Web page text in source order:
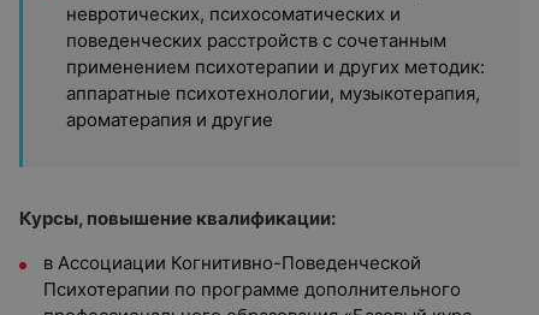
невротических, психосоматических и
поведенческих расстройств с сочетанным
применением психотерапии и других методик:
аппаратные психотехнологии, музыкотерапия,
ароматерапия и другие
Курсы, повышение квалификации:
в Ассоциации Когнитивно-Поведенческой
Психотерапии по программе дополнительного